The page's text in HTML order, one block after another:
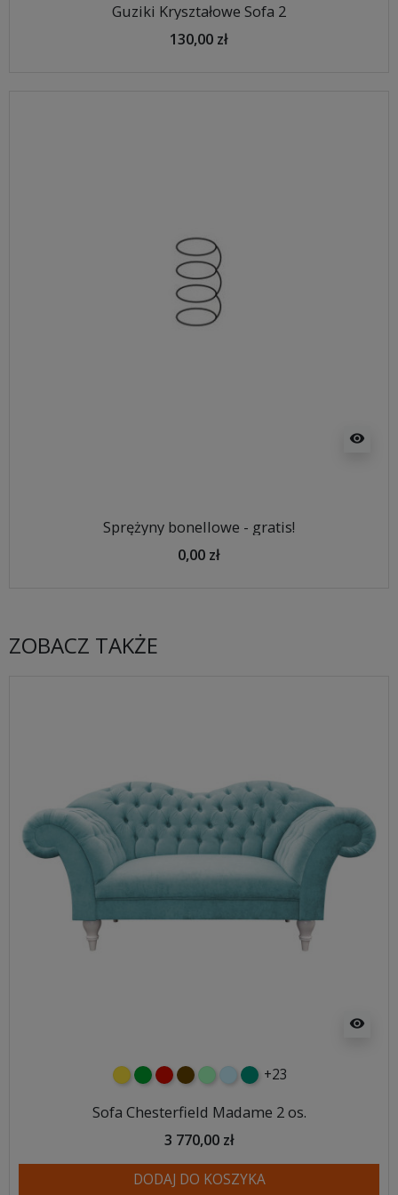
Guziki Kryształowe Sofa 2
130,00 zł
visibility
Sprężyny bonellowe - gratis!
0,00 zł
ZOBACZ TAKŻE
visibility
żółtyzielonyczerwony
czekoladowy
miętowybłękitny
turkusowy
+23
Sofa Chesterfield Madame 2 os.
3 770,00 zł
DODAJ DO KOSZYKA